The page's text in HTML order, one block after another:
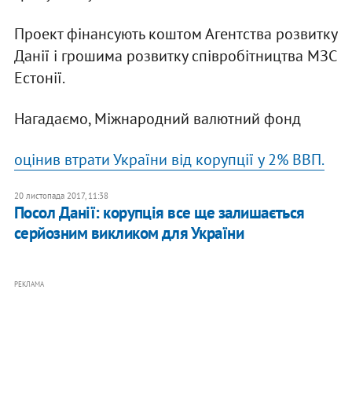
Проект фінансують коштом Агентства розвитку
Данії і грошима розвитку співробітництва МЗС
Естонії.
Нагадаємо, Міжнародний валютний фонд
оцінив втрати України від корупції у 2% ВВП.
20 листопада 2017, 11:38
Посол Данії: корупція все ще залишається
серйозним викликом для України
РЕКЛАМА